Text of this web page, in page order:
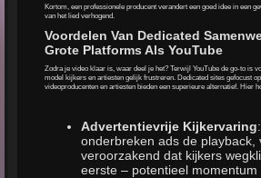
Kortom, een professionele producent verandert een goed idee in een
van het lied verhogend.
Voordelen Van Dedicated
Grote Platforms Als YouTube
Zodra je video klaar is, waar deel je het? Terwijl YouTube de go-to is
model kijkers en artiesten gelijk frustreren. Dedicated sites gefocust
videoproducenten en artiesten bieden een superieure alternatief. Hier
Advertentievrije Kijkervaring
onderbreken ads de playback,
veroorzakend dat kijkers
eerste – potentieel